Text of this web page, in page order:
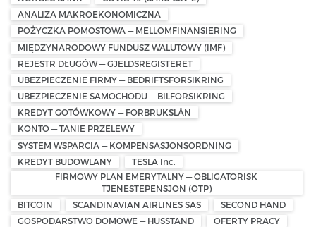
ANALIZA MAKROEKONOMICZNA
POŻYCZKA POMOSTOWA — MELLOMFINANSIERING
MIĘDZYNARODOWY FUNDUSZ WALUTOWY (IMF)
REJESTR DŁUGÓW — GJELDSREGISTERET
UBEZPIECZENIE FIRMY — BEDRIFTSFORSIKRING
UBEZPIECZENIE SAMOCHODU — BILFORSIKRING
KREDYT GOTÓWKOWY — FORBRUKSLÅN
KONTO — TANIE PRZELEWY
SYSTEM WSPARCIA — KOMPENSASJONSORDNING
KREDYT BUDOWLANY
TESLA Inc.
FIRMOWY PLAN EMERYTALNY — OBLIGATORISK
TJENESTEPENSJON (OTP)
BITCOIN
SCANDINAVIAN AIRLINES SAS
SECOND HAND
GOSPODARSTWO DOMOWE — HUSSTAND
OFERTY PRACY